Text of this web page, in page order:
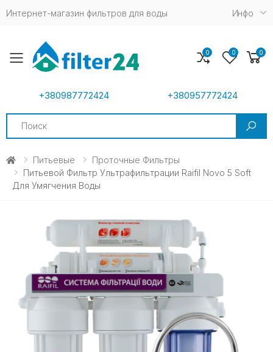
Интернет-магазин фильтров для воды Инфо
Toggle mobile menu
+380987772424 +380957772424
Search
0 0 0
Питьевые
Проточные Фильтры
Питьевой Фильтр Ультрафильтрации Raifil Novo 5 Soft
Для Умягчения Воды